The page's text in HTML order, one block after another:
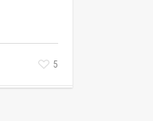
5